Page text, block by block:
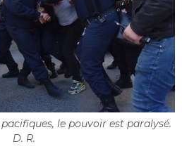
le pouvoir est paralysé.
D. R.